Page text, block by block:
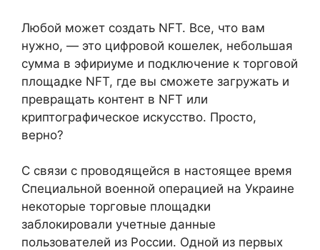
Любой может создать NFT. Все, что вам
нужно, — это цифровой кошелек, небольшая
сумма в эфириуме и подключение к торговой
площадке NFT, где вы сможете загружать и
превращать контент в NFT или
криптографическое искусство. Просто,
верно?
С связи с проводящейся в настоящее время
Специальной военной операцией на Украине
некоторые торговые площадки
заблокировали учетные данные
пользователей из России. Одной из первых